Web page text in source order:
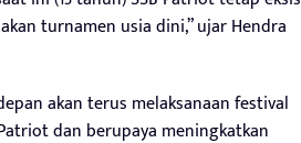
turnamen usia dini,” ujar Hendra
akan terus melaksanaan festival
dan berupaya meningkatkan